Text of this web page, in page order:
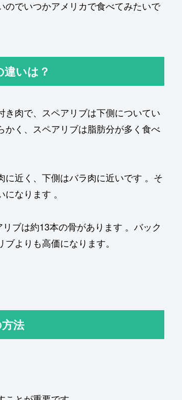
でいつかアメリカで食べてみたいで
いは？
肉で、スペアリブは下側についてい
く、スペアリブは脂肪分が多く食べ
近く、下側はバラ肉に近いです 。そ
なります 。
ブは約13本の骨があります 。バック
よりも高価になります。
法